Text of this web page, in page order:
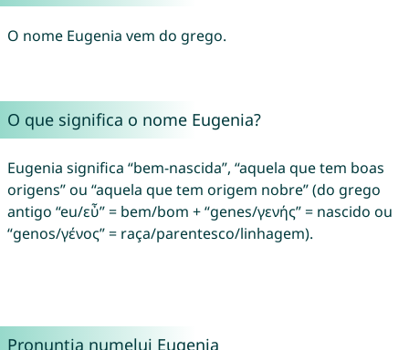
O nome Eugenia vem do grego.
O que significa o nome Eugenia?
Eugenia significa “bem-nascida”, “aquela que tem boas
origens” ou “aquela que tem origem nobre” (do grego
antigo “eu/εὖ” = bem/bom + “genes/γενής” = nascido ou
“genos/γένος” = raça/parentesco/linhagem).
Pronunția numelui Eugenia